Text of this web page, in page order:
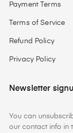
Payment Terms
Terms of Service
Refund Policy
Privacy Policy
Newsletter
You can
our contact info in